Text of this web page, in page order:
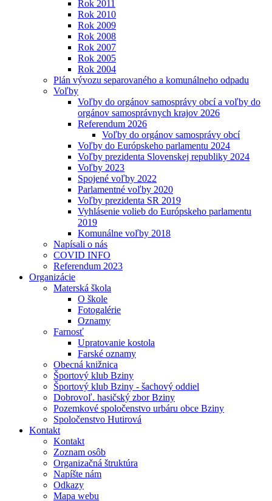
Rok 2011
Rok 2010
Rok 2009
Rok 2008
Rok 2007
Rok 2005
Rok 2004
Plán vývozu separovaného a komunálneho odpadu
Voľby
Voľby do orgánov samosprávy obcí a voľby do
orgánov samosprávnych krajov 2026
Referendum 2026
Voľby do orgánov samosprávy obcí
Voľby do Európskeho parlamentu 2024
Voľby prezidenta Slovenskej republiky 2024
Voľby 2023
Spojené voľby 2022
Parlamentné voľby 2020
Voľby prezidenta SR 2019
Vyhlásenie volieb do Európskeho parlamentu
2019
Komunálne voľby 2018
Napísali o nás
COVID INFO
Referendum 2023
Organizácie
Materská škola
O škole
Fotogalérie
Oznamy
Farnosť
Upratovanie kostola
Farské oznamy
Obecná knižnica
Športový klub Bziny
Športový klub Bziny - šachový oddiel
Dobrovoľ. hasičský zbor Bziny
Pozemkové spoločenstvo urbáru obce Bziny
Spoločenstvo Hutirová
Kontakt
Kontakt
Zoznam osôb
Organizačná štruktúra
Napíšte nám
Odkazy
Mapa webu